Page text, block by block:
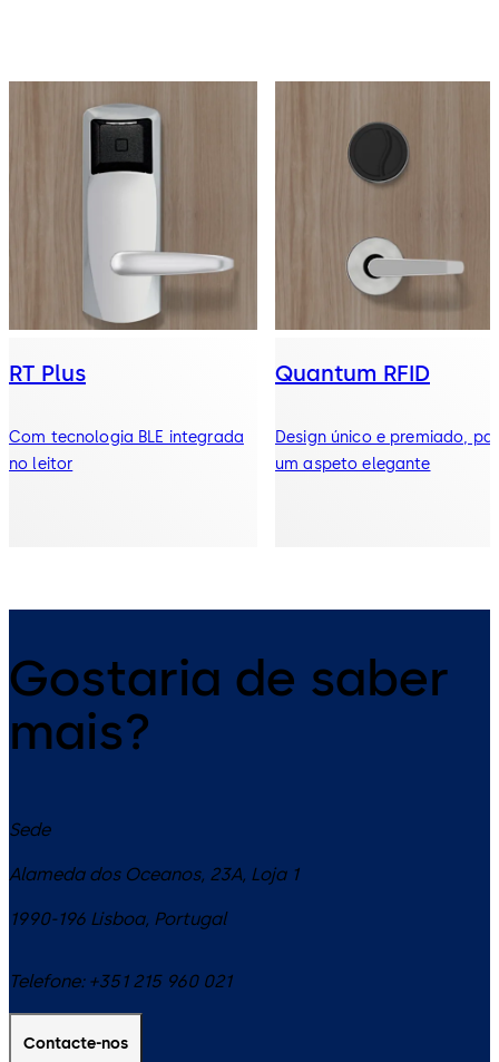
RT Plus
Com tecnologia BLE integrada
no leitor
Quantum RFID
Design único e premiado,
um aspeto elegante
Gostaria de saber
mais?
Sede
Alameda dos Oceanos, 23A, Loja 1
1990-196 Lisboa, Portugal
Telefone: +351 215 960 021
Contacte-nos